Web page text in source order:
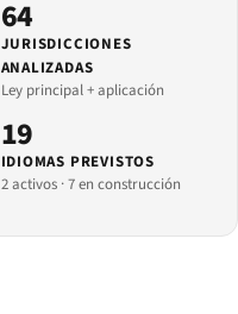
64
JURISDICCIONES
ANALIZADAS
Ley principal + aplicación
19
IDIOMAS PREVISTOS
2 activos · 7 en construcción